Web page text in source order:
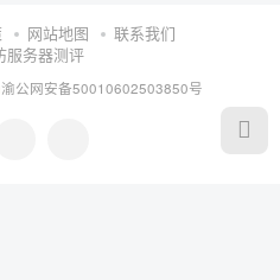
网站地图
联系我们
服务器测评
渝公网安备50010602503850号